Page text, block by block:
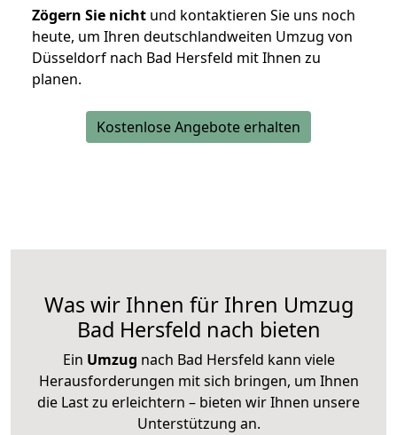
Zögern Sie nicht und kontaktieren Sie uns noch
heute, um Ihren deutschlandweiten Umzug von
Düsseldorf nach Bad Hersfeld mit Ihnen zu
planen.
Kostenlose Angebote erhalten
Was wir Ihnen für Ihren Umzug
Bad Hersfeld nach bieten
Ein Umzug nach Bad Hersfeld kann viele
Herausforderungen mit sich bringen, um Ihnen
die Last zu erleichtern – bieten wir Ihnen unsere
Unterstützung an.